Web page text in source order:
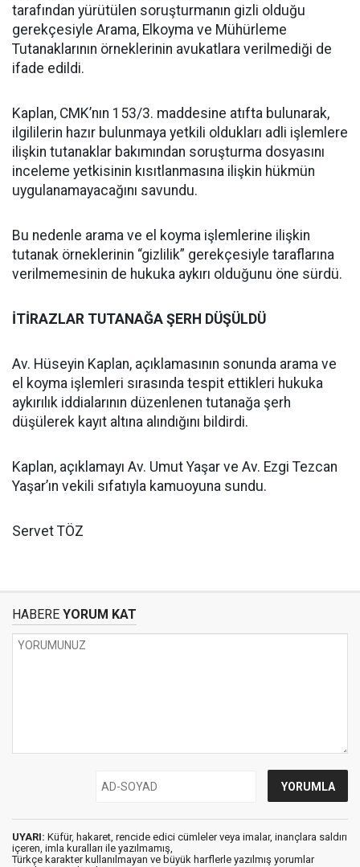
tarafından yürütülen soruşturmanın gizli olduğu
gerekçesiyle Arama, Elkoyma ve Mühürleme
Tutanaklarının örneklerinin avukatlara verilmediği de
ifade edildi.
Kaplan, CMK’nın 153/3. maddesine atıfta bulunarak,
ilgililerin hazır bulunmaya yetkili oldukları adli işlemlere
ilişkin tutanaklar bakımından soruşturma dosyasını
inceleme yetkisinin kısıtlanmasına ilişkin hükmün
uygulanamayacağını savundu.
Bu nedenle arama ve el koyma işlemlerine ilişkin
tutanak örneklerinin “gizlilik” gerekçesiyle taraflarına
verilmemesinin de hukuka aykırı olduğunu öne sürdü.
İTİRAZLAR TUTANAĞA ŞERH DÜŞÜLDÜ
Av. Hüseyin Kaplan, açıklamasının sonunda arama ve
el koyma işlemleri sırasında tespit ettikleri hukuka
aykırılık iddialarının düzenlenen tutanağa şerh
düşülerek kayıt altına alındığını bildirdi.
Kaplan, açıklamayı Av. Umut Yaşar ve Av. Ezgi Tezcan
Yaşar’ın vekili sıfatıyla kamuoyuna sundu.
Servet TÖZ
HABERE YORUM KAT
UYARI: Küfür, hakaret, rencide edici cümleler veya imalar, inançlara saldırı
içeren, imla kuralları ile yazılmamış,
Türkçe karakter kullanılmayan ve büyük harflerle yazılmış yorumlar